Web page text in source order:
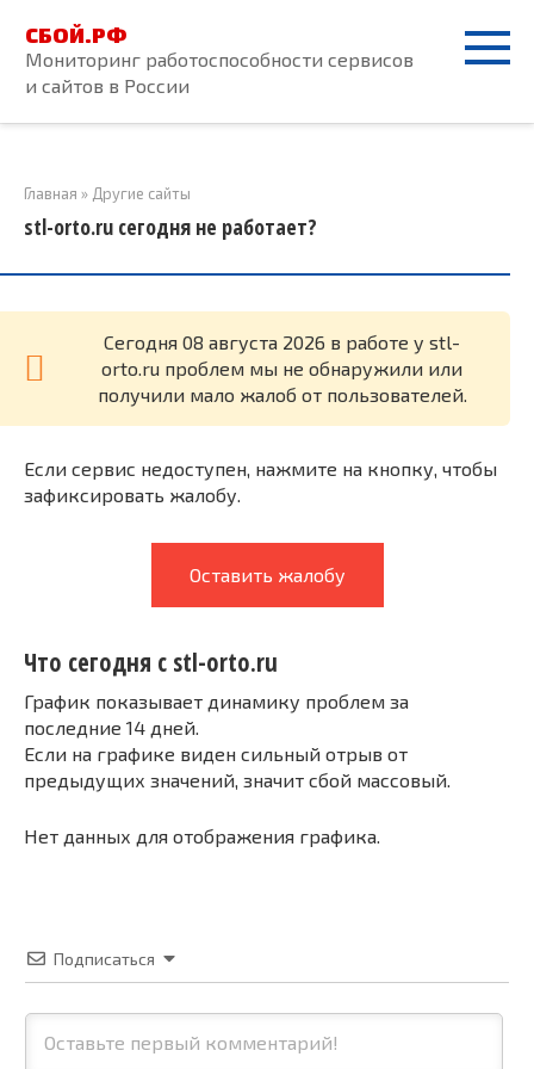
контенту
СБОЙ.РФ
Мониторинг работоспособности сервисов
и сайтов в России
Главная » Другие сайты
stl-orto.ru сегодня не работает?
Cегодня 08 августа 2026 в работе у stl-
orto.ru проблем мы не обнаружили или
получили мало жалоб от пользователей.
Если сервис недоступен, нажмите на кнопку, чтобы
зафиксировать жалобу.
Оставить жалобу
Что сегодня с stl-orto.ru
График показывает динамику проблем за
последние 14 дней.
Если на графике виден сильный отрыв от
предыдущих значений, значит сбой массовый.
Нет данных для отображения графика.
Подписаться